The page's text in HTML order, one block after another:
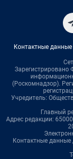
Контактные
Зарегистрировано
(Роскомнадзор).
Учредитель:
Главный
Адрес редакции:
Контактные данные